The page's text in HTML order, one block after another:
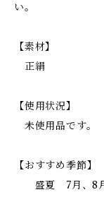
い。
【素材】
正絹
【使用状況】
未使用品です。
【おすすめ季節】
盛夏 7月、8